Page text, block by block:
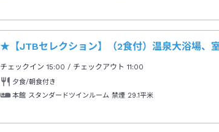
★【JTBセレクション】（2食付）温泉大浴場、
チェックイン15:00 / チェックアウト 11:00
夕食/朝食付き
本館 スタンダードツインルーム 禁煙 29.1平米